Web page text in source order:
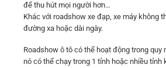
để thu hút mọi người hơn…
Khác với roadshow xe đạp, xe máy không
đường xa hoặc dài ngày.
Roadshow ô tô có thể hoạt động trong quy
nó có thể chạy trong 1 tỉnh hoặc nhiều tỉnh